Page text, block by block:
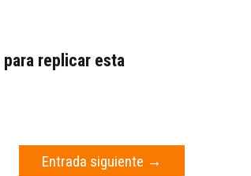
para replicar esta
Entrada siguiente →